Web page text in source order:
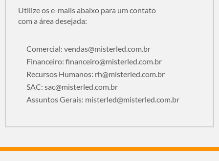
Utilize os e-mails abaixo para um contato
com a área desejada:
Comercial: vendas@misterled.com.br
Financeiro: financeiro@misterled.com.br
Recursos Humanos: rh@misterled.com.br
SAC: sac@misterled.com.br
Assuntos Gerais: misterled@misterled.com.br